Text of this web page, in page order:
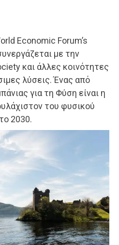
Economic Forum’s
με την
και άλλες κοινότητες
λύσεις. Ένας από
για τη Φύση είναι η
του φυσικού
2030.